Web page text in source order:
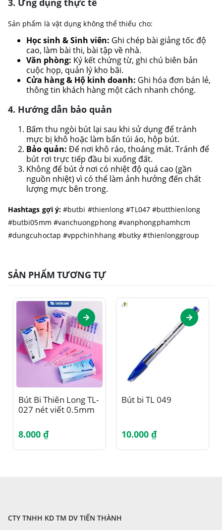
Sản phẩm là vật dụng không thể thiếu cho:
Học sinh & Sinh viên: Ghi chép bài giảng tốc độ
cao, làm bài thi, bài tập về nhà.
Văn phòng: Ký kết chứng từ, ghi chú biên bản
cuộc họp, quản lý kho bãi.
Cửa hàng & Hộ kinh doanh: Ghi hóa đơn bán lẻ,
thông tin khách hàng một cách nhanh chóng.
4. Hướng dẫn bảo quản
Bấm thu ngòi bút lại sau khi sử dụng để tránh
mực bị khô hoặc làm bẩn túi áo, hộp bút.
Bảo quản: Để nơi khô ráo, thoáng mát. Tránh để
bút rơi trực tiếp đầu bi xuống đất.
Không để bút ở nơi có nhiệt độ quá cao (gần
nguồn nhiệt) vì có thể làm ảnh hưởng đến chất
lượng mực bên trong.
Hashtags gợi ý: #butbi #thienlong #TL047 #butthienlong
#butbi05mm #vanchuongphong #vanphongphamhcm
#dungcuhoctap #vppchinhhang #butky #thienlonggroup
SẢN PHẨM TƯƠNG TỰ
Sản phẩm này có nhiều biến thể. Các tùy chọn có thể được chọn trên trang sản phẩm
Bút Bi Thiên Long TL-
027 nét viết 0.5mm
8.000 ₫
Bút bi TL 049
10.000 ₫
CTY TNHH KD TM DV TIẾN THÀNH